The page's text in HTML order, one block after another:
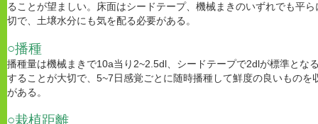
ることが望ましい。床面はシードテープ、機械まきのいずれでも平
切で、土壌水分にも気を配る必要がある。
○播種
播種量は機械まきで10a当り2~2.5dl、シードテープで2dlが標準とな
することが大切で、5~7日感覚ごとに随時播種して鮮度の良いもの
がある。
○栽植距離